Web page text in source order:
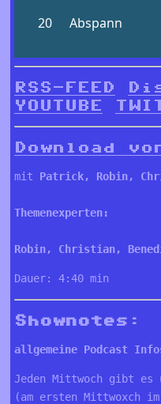
RSS-FEED
YOUTUBE
Download
mit Patrick, Robin,
Themenexperten:
Robin, Christian,
Dauer: 4:40 min
Shownotes:
allgemeine Podcast
Jeden Mittwoch gibt es
(am ersten Mittwoxch